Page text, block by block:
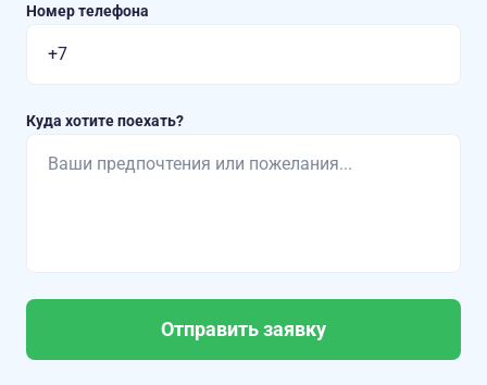
Номер телефона
Куда хотите поехать?
Отправить заявку